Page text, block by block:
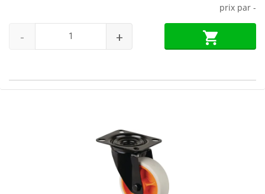
prix par -
- +